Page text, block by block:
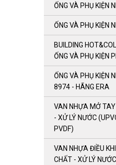
ỐNG VÀ PHỤ KIỆN
ỐNG VÀ PHỤ KIỆN
BUILDING
ỐNG VÀ PHỤ KIỆN
ỐNG VÀ PHỤ KIỆN
8974 - HÃNG ERA
VAN NHỰA MỞ
- XỬ LÝ NƯỚC
PVDF)
VAN NHỰA ĐIỀU
CHẤT - XỬ LÝ